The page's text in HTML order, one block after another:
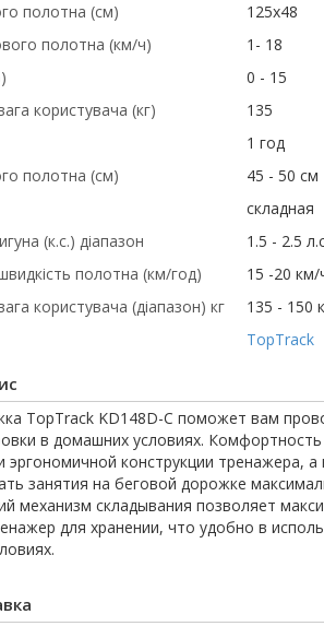
полотна (см)
125х48
полотна (км/ч)
1- 18
0 - 15
користувача (кг)
135
1 год
полотна (см)
45 - 50 см
складная
(к.с.) діапазон
1.5 - 2.5
полотна (км/год)
15 -20 км/
користувача (діапазон) кг
135 - 150
TopTrack
TopTrack KD148D-C поможет вам
в домашних условиях.
эргономичной конструкции тренажера,
занятия на беговой дорожке
механизм складывания позволяет
для хранении, что удобно в